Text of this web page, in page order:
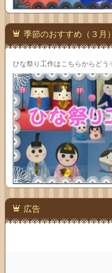
季節のおすすめ（３月）
ひな祭り工作はこちらからどう
広告